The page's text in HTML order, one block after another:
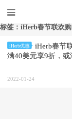
标签：iHerb春节联欢购
iHerb优惠
iHerb春节
满40美元享9折，
2022-01-24